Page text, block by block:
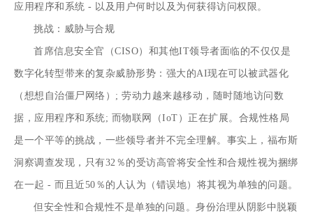
应用程序和系统 - 以及用户何时以及为何获得访问权限。
挑战：威胁与合规
首席信息安全官（CISO）和其他IT领导者面临的不仅仅是
数字化转型带来的复杂威胁形势：强大的AI现在可以被武器化
（想想自治僵尸网络）; 劳动力越来越移动，随时随地访问数
据，应用程序和系统; 而物联网（IoT）正在扩展。合规性格局
是一个平等的挑战，一些领导者并不完全理解。事实上，福布斯
洞察调查发现，只有32％的受访高管将安全性和合规性视为捆绑
在一起 - 而且近50％的人认为（错误地）将其视为单独的问题。
但安全性和合规性不是单独的问题。身份治理从阴影中脱颖